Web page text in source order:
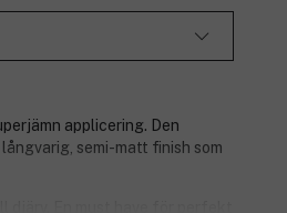
applicering. Den
semi-matt finish som